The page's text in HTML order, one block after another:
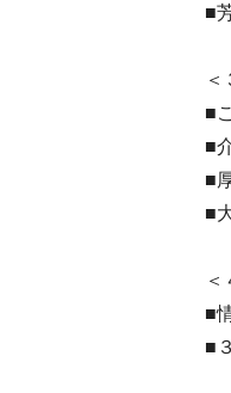
■
＜
■
■
■
■
＜
■
■